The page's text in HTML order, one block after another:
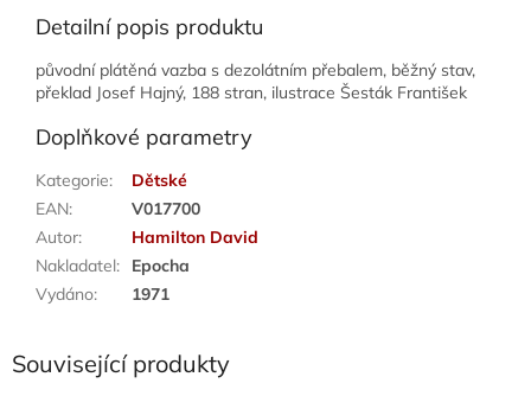
Detailní popis produktu
původní plátěná vazba s dezolátním přebalem, běžný stav,
překlad Josef Hajný, 188 stran, ilustrace Šesták František
Doplňkové parametry
Kategorie:
Dětské
EAN:
V017700
Autor:
Hamilton David
Nakladatel:
Epocha
Vydáno: 1971
Související produkty